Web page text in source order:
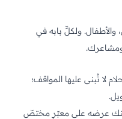
والأطفال. ولكلٍّ بابه في
لا تُبنى عليها المواقف؛
عرضه على معبّرٍ مختصّ